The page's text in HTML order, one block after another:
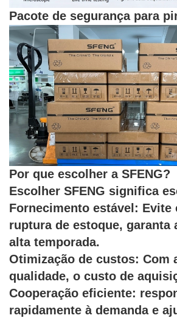
Pacote de segurança para
Por que escolher a SFENG?
Escolher SFENG significa
Fornecimento estável: Evite
ruptura de estoque, garanta
alta temporada.
Otimização de custos: Com
qualidade, o custo de
Cooperação eficiente:
rapidamente à demanda e